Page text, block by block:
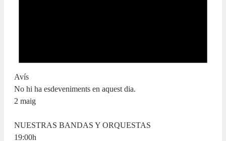
Avís
No hi ha esdeveniments en aquest dia.
2 maig
NUESTRAS BANDAS Y ORQUESTAS
19:00h